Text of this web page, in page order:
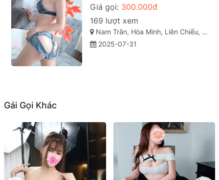
Giá gọi: 300.000đ
169 lượt xem
Nam Trân, Hòa Minh, Liên Chiểu, Đà Nẵng
2025-07-31
Gái Gọi Khác